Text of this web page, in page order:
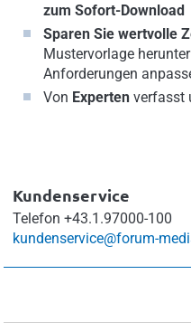
zum Sofort-Download
Sparen Sie wertvolle
Mustervorlage
Anforderungen
Von Expertenverfasst
Kundenservice
Telefon +43.1.97000-100
kundenservice@forum-